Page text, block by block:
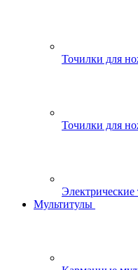
Точилки для
Точилки для
Электрические
Мультитулы